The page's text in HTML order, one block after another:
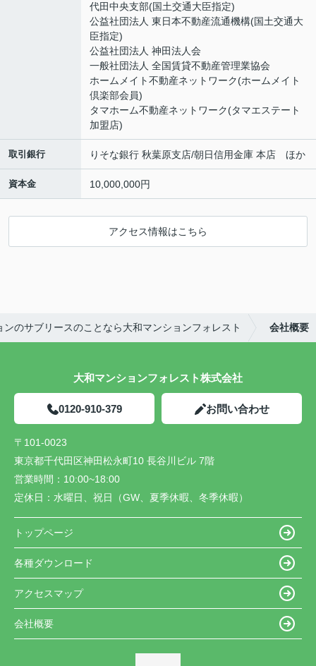
代田中央支部(国土交通大臣指定)
公益社団法人 東日本不動産流通機構(国土交通大
臣指定)
公益社団法人 神田法人会
一般社団法人 全国賃貸不動産管理業協会
ホームメイト不動産ネットワーク(ホームメイト
倶楽部会員)
タマホーム不動産ネットワーク(タマエステート
加盟店)
取引銀行 りそな銀行 秋葉原支店/朝日信用金庫 本店 ほか
資本金 10,000,000円
アクセス情報はこちら
ンのサブリースのことなら大和マンションフォレスト 会社概要
大和マンションフォレスト株式会社
0120-910-379 お問い合わせ
〒101-0023
東京都千代田区神田松永町10 長谷川ビル 7階
営業時間： 10:00~18:00
定休日： 水曜日、祝日（GW、夏季休暇、冬季休暇）
トップページ
各種ダウンロード
アクセスマップ
会社概要